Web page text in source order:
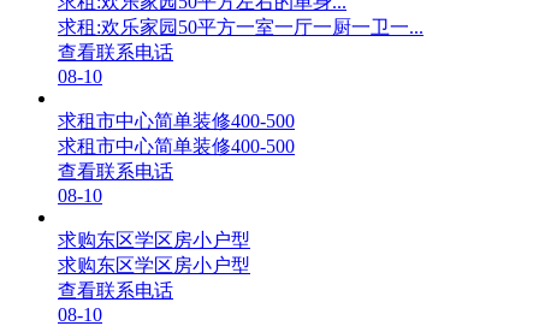
求租:欢乐家园50平方一室一厅一厨一卫一...
查看联系电话
08-10
求租市中心简单装修400-500
求租市中心简单装修400-500
查看联系电话
08-10
求购东区学区房小户型
求购东区学区房小户型
查看联系电话
08-10